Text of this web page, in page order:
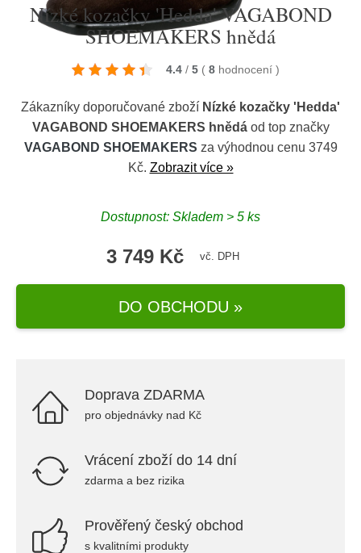
Nízké kozačky 'Hedda' VAGABOND
SHOEMAKERS hnědá
4.4 / 5 ( 8 hodnocení )
Zákazníky doporučované zboží Nízké kozačky 'Hedda'
VAGABOND SHOEMAKERS hnědáod top značky
VAGABOND SHOEMAKERS za výhodnou cenu 3749
Kč. Zobrazit více »
Dostupnost: Skladem > 5 ks
3 749 Kč vč. DPH
DO OBCHODU »
Doprava ZDARMA
pro objednávky nad Kč
Vrácení zboží do 14 dní
zdarma a bez rizika
Prověřený český obchod
s kvalitními produkty